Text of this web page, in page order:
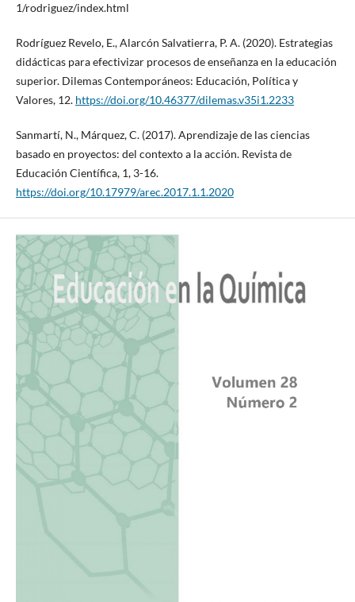
1/rodriguez/index.html
Rodríguez Revelo, E., Alarcón Salvatierra, P. A. (2020). Estrategias
didácticas para efectivizar procesos de enseñanza en la educación
superior. Dilemas Contemporáneos: Educación, Política y
Valores, 12. https://doi.org/10.46377/dilemas.v35i1.2233
Sanmartí, N., Márquez, C. (2017). Aprendizaje de las ciencias
basado en proyectos: del contexto a la acción. Revista de
Educación Científica, 1, 3-16.
https://doi.org/10.17979/arec.2017.1.1.2020